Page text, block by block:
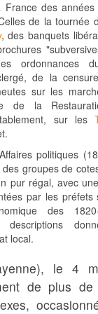
France des
de la tournée
, des banquets
ordonnances
de la
sur les
de la
sur les
politiques
groupes de
pur régal, avec
par les préfets
des
descriptions
local.
le 4
de plus